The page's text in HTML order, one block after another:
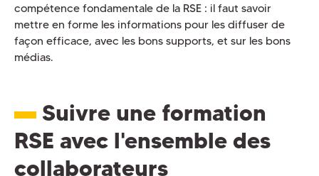
compétence fondamentale de la RSE : il faut savoir
mettre en forme les informations pour les diffuser de
façon efficace, avec les bons supports, et sur les bons
médias.
Suivre une formation
RSE avec l'ensemble des
collaborateurs